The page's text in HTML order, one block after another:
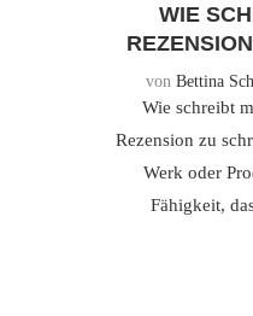
WIE
von Bettina
Wie schreibt
Rezension zu
Werk oder
Fähigkeit,